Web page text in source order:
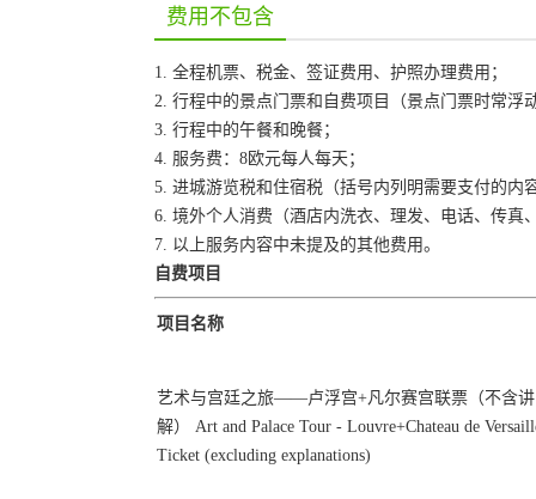
费用不包含
1. 全程机票、税金、签证费用、护照办理费用；
2. 行程中的景点门票和自费项目（景点门票时常
3. 行程中的午餐和晚餐；
4. 服务费：8欧元每人每天；
5. 进城游览税和住宿税（括号内列明需要支付的内
6. 境外个人消费（酒店内洗衣、理发、电话、传真
7. 以上服务内容中未提及的其他费用。
自费项目
项目名称
艺术与宫廷之旅——卢浮宫+凡尔赛宫联票（不含讲
解） Art and Palace Tour - Louvre+Chateau de
Ticket (excluding explanations)